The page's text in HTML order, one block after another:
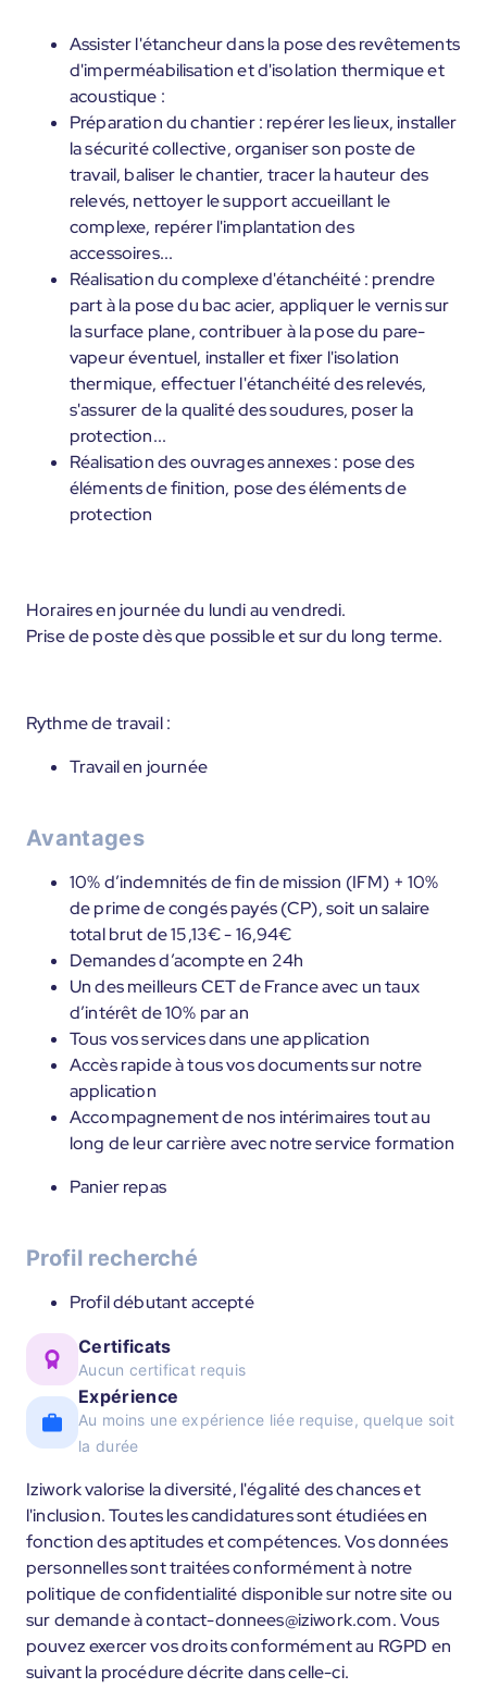
Assister l'étancheur dans la pose des revêtements
d'imperméabilisation et d'isolation thermique et
acoustique :
Préparation du chantier : repérer les lieux, installer
la sécurité collective, organiser son poste de
travail, baliser le chantier, tracer la hauteur des
relevés, nettoyer le support accueillant le
complexe, repérer l'implantation des
accessoires...
Réalisation du complexe d'étanchéité : prendre
part à la pose du bac acier, appliquer le vernis sur
la surface plane, contribuer à la pose du pare-
vapeur éventuel, installer et fixer l'isolation
thermique, effectuer l'étanchéité des relevés,
s'assurer de la qualité des soudures, poser la
protection...
Réalisation des ouvrages annexes : pose des
éléments de finition, pose des éléments de
protection
Horaires en journée du lundi au vendredi.
Prise de poste dès que possible et sur du long terme.
Rythme de travail :
Travail en journée
Avantages
10% d’indemnités de fin de mission (IFM) + 10%
de prime de congés payés (CP), soit un salaire
total brut de 15,13€ - 16,94€
Demandes d’acompte en 24h
Un des meilleurs CET de France avec un taux
d’intérêt de 10% par an
Tous vos services dans une application
Accès rapide à tous vos documents sur notre
application
Accompagnement de nos intérimaires tout au
long de leur carrière avec notre service formation
Panier repas
Profil recherché
Profil débutant accepté
Certificats
Aucun certificat requis
Expérience
Au moins une expérience liée requise, quelque soit
la durée
Iziwork valorise la diversité, l'égalité des chances et
l'inclusion. Toutes les candidatures sont étudiées en
fonction des aptitudes et compétences. Vos données
personnelles sont traitées conformément à notre
politique de confidentialité disponible sur notre site ou
sur demande à contact-donnees@iziwork.com. Vous
pouvez exercer vos droits conformément au RGPD en
suivant la procédure décrite dans celle-ci.